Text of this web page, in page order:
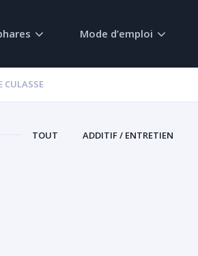
Mode d’emploi
CULASSE
TOUT ADDITIF / ENTRETIEN